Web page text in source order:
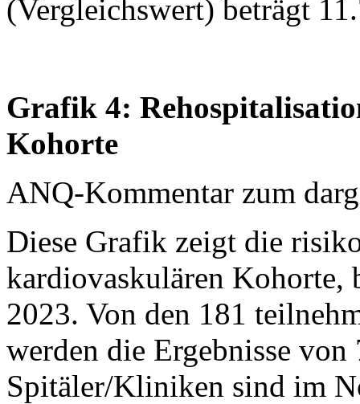
(Vergleichswert) beträgt
Grafik 4:
Kohorte
ANQ-Kommentar zum
Diese Grafik zeigt die
kardiovaskulären Kohorte,
2023. Von den 181
werden die Ergebnisse
Spitäler/Kliniken sind im